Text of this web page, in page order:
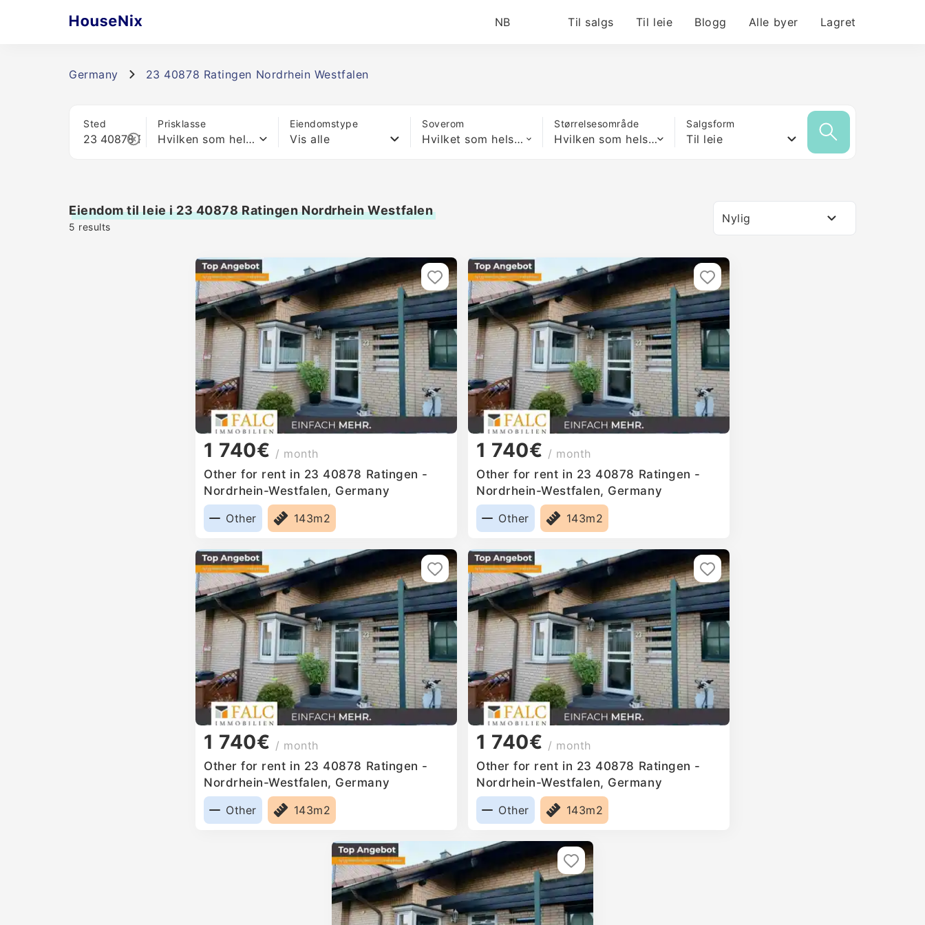
NB Til salgs Til leie Blogg Alle byer Lagret
Germany 23 40878 Ratingen Nordrhein Westfalen
Sted Prisklasse
Hvilken som helst pris
Eiendomstype
Vis alle
Soverom
Hvilket som helst antall soverom
Størrelsesområde
Hvilken som helst størrelse
Salgsform
Til leie
Eiendom til leie i 23 40878 Ratingen Nordrhein Westfalen
5 results
Nylig
1 740€ / month
Other for rent in 23 40878 Ratingen -
Nordrhein-Westfalen, Germany
Other
143m2
1 740€ / month
Other for rent in 23 40878 Ratingen -
Nordrhein-Westfalen, Germany
Other
143m2
1 740€ / month
Other for rent in 23 40878 Ratingen -
Nordrhein-Westfalen, Germany
Other
143m2
1 740€ / month
Other for rent in 23 40878 Ratingen -
Nordrhein-Westfalen, Germany
Other
143m2